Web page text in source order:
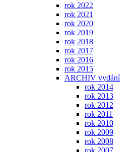
rok 2022
rok 2021
rok 2020
rok 2019
rok 2018
rok 2017
rok 2016
rok 2015
ARCHIV vydání
rok 2014
rok 2013
rok 2012
rok 2011
rok 2010
rok 2009
rok 2008
rok 2007